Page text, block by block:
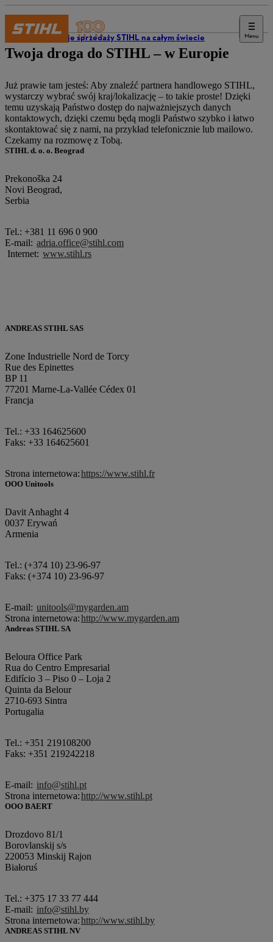
Menu
Operacje sprzedaży STIHL na całym świecie
Twoja droga do STIHL – w Europie
Już prawie tam jesteś: Aby znaleźć partnera handlowego STIHL,
wystarczy wybrać swój kraj/lokalizację – to takie proste! Dzięki
temu uzyskają Państwo dostęp do najważniejszych danych
kontaktowych, dzięki czemu będą mogli Państwo szybko i łatwo
skontaktować się z nami, na przykład telefonicznie lub mailowo.
Czekamy na rozmowę z Tobą.
STIHL d. o. o. Beograd
Prekonoška 24
Novi Beograd,
Serbia
Tel.: +381 11 696 0 900
E-mail: adria.office@stihl.com
Internet: www.stihl.rs
ANDREAS STIHL SAS
Zone Industrielle Nord de Torcy
Rue des Epinettes
BP 11
77201 Marne-La-Vallée Cédex 01
Francja
Tel.: +33 164625600
Faks: +33 164625601
Strona internetowa:https://www.stihl.fr
OOO Unitools
Davit Anhaght 4
0037 Erywań
Armenia
Tel.: (+374 10) 23-96-97
Faks: (+374 10) 23-96-97
E-mail: unitools@mygarden.am
Strona internetowa:http://www.mygarden.am
Andreas STIHL SA
Beloura Office Park
Rua do Centro Empresarial
Edifício 3 – Piso 0 – Loja 2
Quinta da Belour
2710-693 Sintra
Portugalia
Tel.: +351 219108200
Faks: +351 219242218
E-mail: info@stihl.pt
Strona internetowa:http://www.stihl.pt
OOO BAERT
Drozdovo 81/1
Borovlanskij s/s
220053 Minskij Rajon
Białoruś
Tel.: +375 17 33 77 444
E-mail: info@stihl.by
Strona internetowa:http://www.stihl.by
ANDREAS STIHL NV